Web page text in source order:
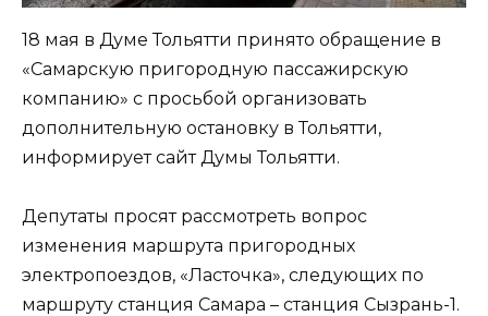
18 мая в Думе Тольятти принято обращение в
«Самарскую пригородную пассажирскую
компанию» с просьбой организовать
дополнительную остановку в Тольятти,
информирует сайт Думы Тольятти.
Депутаты просят рассмотреть вопрос
изменения маршрута пригородных
электропоездов, «Ласточка», следующих по
маршруту станция Самара – станция Сызрань-1.